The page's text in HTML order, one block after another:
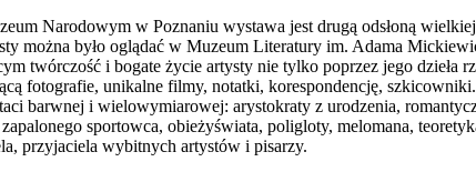
Narodowym w Poznaniu wystawa jest drugą odsłoną
można było oglądać w Muzeum Literatury im. Adama
twórczość i bogate życie artysty nie tylko poprzez jego dzieła
fotografie, unikalne filmy, notatki, korespondencję,
barwnej i wielowymiarowej: arystokraty z urodzenia,
sportowca, obieżyświata, poligloty, melomana,
przyjaciela wybitnych artystów i pisarzy.